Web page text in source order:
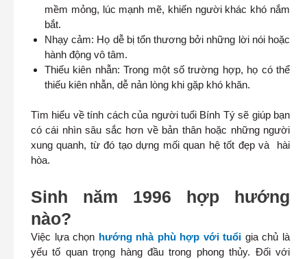
mềm mỏng, lúc mạnh mẽ, khiến người khác khó nắm
bắt.
Nhạy cảm: Họ dễ bị tổn thương bởi những lời nói hoặc
hành động vô tâm.
Thiếu kiên nhẫn: Trong một số trường hợp, họ có thể
thiếu kiên nhẫn, dễ nản lòng khi gặp khó khăn.
Tìm hiểu về tính cách của người tuổi Bính Tý sẽ giúp bạn
có cái nhìn sâu sắc hơn về bản thân hoặc những người
xung quanh, từ đó tạo dựng mối quan hệ tốt đẹp và hài
hòa.
Sinh năm 1996 hợp hướng
nào?
Việc lựa chọn hướng nhà phù hợp với tuổi gia chủ là
yếu tố quan trọng hàng đầu trong phong thủy. Đối với